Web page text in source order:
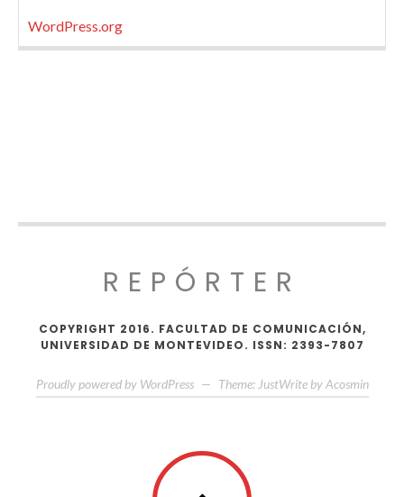
WordPress.org
REPÓRTER
COPYRIGHT 2016. FACULTAD DE COMUNICACIÓN,
UNIVERSIDAD DE MONTEVIDEO. ISSN: 2393-7807
Proudly powered by WordPress — Theme: JustWrite by Acosmin